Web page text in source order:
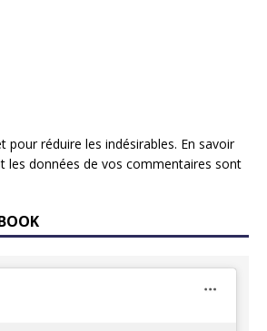
pour réduire les indésirables. En savoir
les données de vos commentaires sont